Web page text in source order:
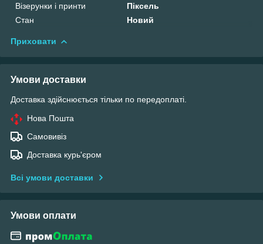
Візерунки і принти
Піксель
Стан
Новий
Приховати
Умови доставки
Доставка здійснюється тільки по передоплаті.
Нова Пошта
Самовивіз
Доставка курь'єром
Всі умови доставки
Умови оплати